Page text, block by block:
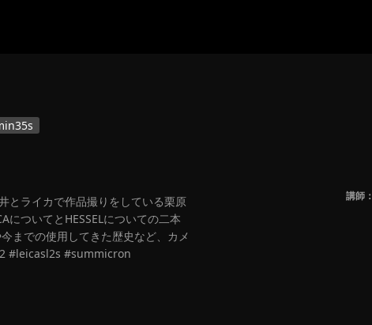
とライカで作品撮りをしている栗原
についてとHESSELについての二本
までの使用してきた歴史など、カメ
#leicasl2s #summicron
講師：